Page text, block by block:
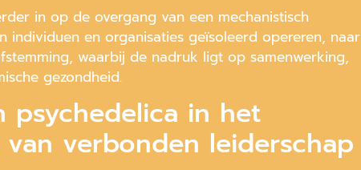
in op de overgang van een mechanistisch
individuen en organisaties geïsoleerd opereren, naar
waarbij de nadruk ligt op samenwerking,
gezondheid.
psychedelica in het
verbonden leiderschap